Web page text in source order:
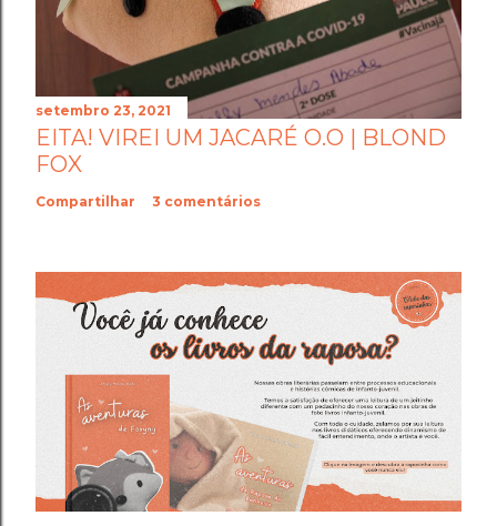
setembro 23, 2021
EITA! VIREI UM JACARÉ O.O | BLOND
FOX
Compartilhar 3 comentários